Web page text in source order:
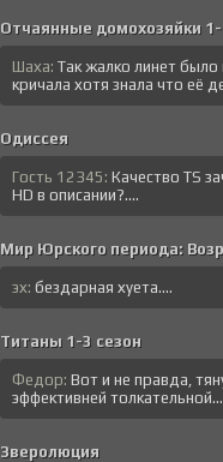
Отчаянные домохозяйки 1-
Шаха: Так жалко линет было
кричала хотя знала что её
Одиссея
Гость 12345: Качество TS
HD в описании?....
Мир Юрского периода:
эх: бездарная хуета....
Титаны 1-3 сезон
Федор: Вот и не правда,
эффективней
Зверолюция